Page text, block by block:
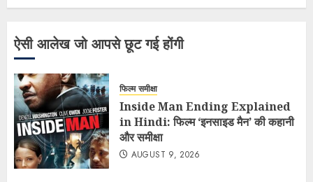
ऐसी आलेख जो आपसे छूट गई होंगी
फिल्म समीक्षा
Inside Man Ending Explained
in Hindi: फिल्म ‘इनसाइड मैन’ की कहानी
और समीक्षा
AUGUST 9, 2026